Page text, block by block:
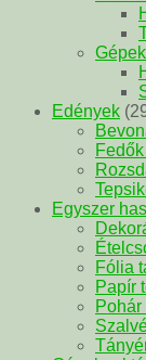
Gépek
Edények
Egyszer
Fólia
Papír
Pohár